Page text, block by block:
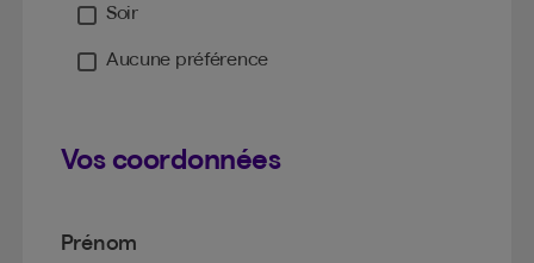
Soir
Aucune préférence
Vos coordonnées
Prénom